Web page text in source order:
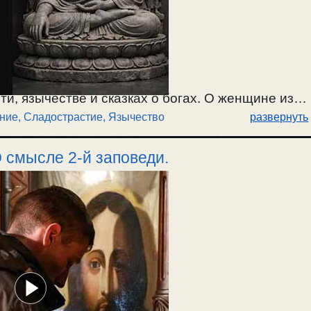
язычестве и сказках о богах. О женщине из
любви. О душевном сладострастии, чувстве
, Сладострастие, Язычество развернуть
2-й заповеди.